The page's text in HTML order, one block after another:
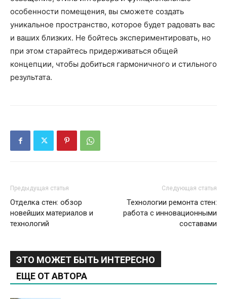
особенности помещения, вы сможете создать
уникальное пространство, которое будет радовать вас
и ваших близких. Не бойтесь экспериментировать, но
при этом старайтесь придерживаться общей
концепции, чтобы добиться гармоничного и стильного
результата.
Предыдущая статья
Отделка стен: обзор
новейших материалов и
технологий
Следующая статья
Технологии ремонта стен:
работа с инновационными
составами
ЭТО МОЖЕТ БЫТЬ ИНТЕРЕСНО
ЕЩЕ ОТ АВТОРА